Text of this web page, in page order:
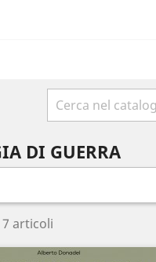
DI GUERRA
articoli